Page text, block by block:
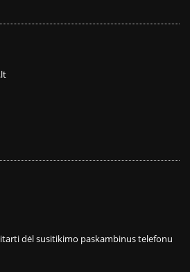
dėl susitikimo paskambinus telefonu